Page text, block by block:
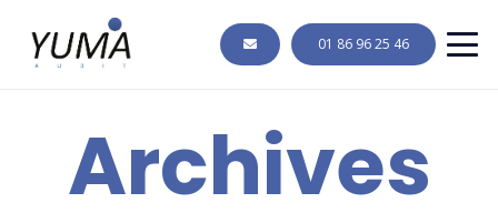
01 86 96 25 46
Archives